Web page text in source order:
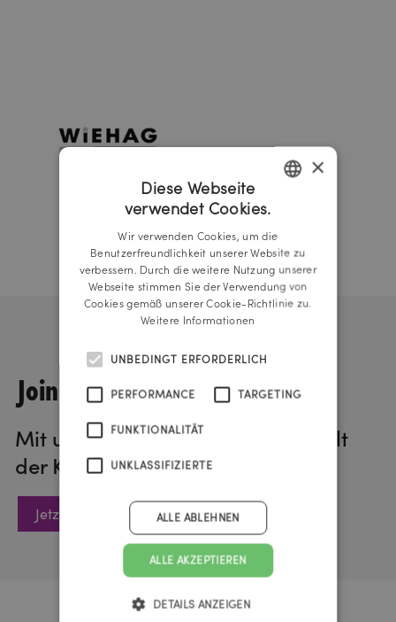
Join us!
Mit unserem Newsletter in die Welt
der Kommunikation eintauchen.
Jetzt anmelden
GERMAN
×
Diese Webseite
verwendet Cookies.
Wir verwenden Cookies, um die
Benutzerfreundlichkeit unserer Website zu
verbessern. Durch die weitere Nutzung unserer
Webseite stimmen Sie der Verwendung von
Cookies gemäß unserer Cookie-Richtlinie zu.
Weitere Informationen
UNBEDINGT ERFORDERLICH
PERFORMANCE TARGETING
FUNKTIONALITÄT
UNKLASSIFIZIERTE
ALLE AKZEPTIEREN
ALLE ABLEHNEN
DETAILS ANZEIGEN